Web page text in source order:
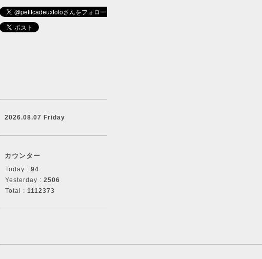
2026.08.07 Friday
カウンター
Today : 94
Yesterday : 2506
Total : 1112373